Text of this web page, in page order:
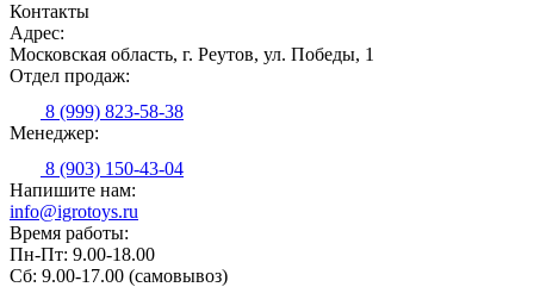
Контакты
Адрес:
Московская область, г. Реутов, ул. Победы, 1
Отдел продаж:
8 (999) 823-58-38
Менеджер:
8 (903) 150-43-04
Напишите нам:
info@igrotoys.ru
Время работы:
Пн-Пт: 9.00-18.00
Сб: 9.00-17.00 (самовывоз)